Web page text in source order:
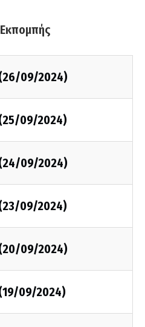
09/2024)
09/2024)
09/2024)
09/2024)
09/2024)
09/2024)